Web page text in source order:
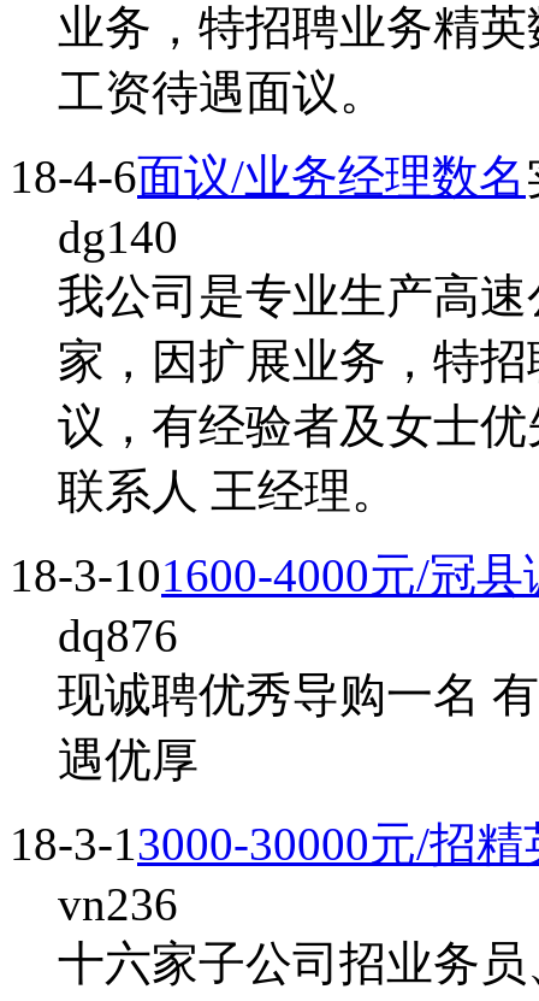
业务，特招聘业务精
工资待遇面议。
18-4-6面议/业务经理数名
dg140
我公司是专业生产高
家，因扩展业务，特
议，有经验者及女士
联系人 王经理。
18-3-101600-4000元/冠
dq876
现诚聘优秀导购一名
遇优厚
18-3-13000-30000元/招
vn236
十六家子公司招业务